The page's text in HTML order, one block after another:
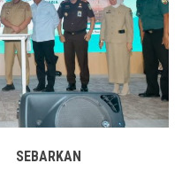
SEBARKAN